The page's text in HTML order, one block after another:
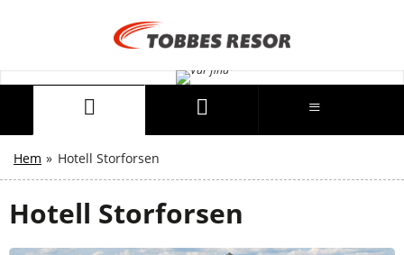
Hem » Hotell Storforsen
Hotell Storforsen